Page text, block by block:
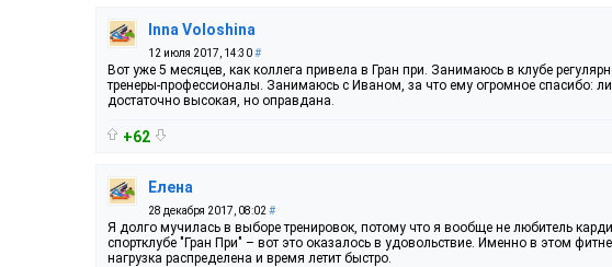
Inna Voloshina
12 июля 2017, 14:30#
Вот уже 5 месяцев, как коллега привела в Гран при. Занимаюсь в клубе
тренеры-профессионалы. Занимаюсь с Иваном, за что ему огромное спасибо:
достаточно высокая, но оправдана.
+62
Елена
28 декабря 2017, 08:02 #
Я долго мучилась в выборе тренировок, потому что я вообще не любитель
спортклубе "Гран При" – вот это оказалось в удовольствие. Именно в этом
нагрузка распределена и время летит быстро.